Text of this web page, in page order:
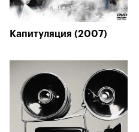
Капитуляция (2007)